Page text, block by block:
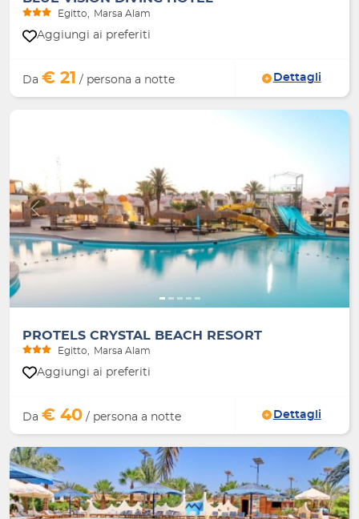
Egitto Marsa Alam
Aggiungi ai preferiti
Da € 21 / persona a notte Dettagli
Indietro Avanti
PROTELS CRYSTAL BEACH RESORT
Egitto Marsa Alam
Aggiungi ai preferiti
Da € 40 / persona a notte Dettagli